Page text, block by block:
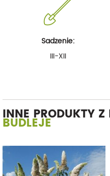
Sadzenie:
III-XII
INNE PRODUKTY
BUDLEJE